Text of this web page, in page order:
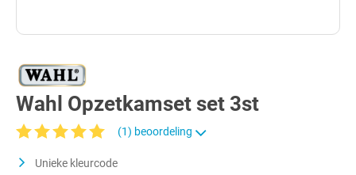
Wahl Opzetkamset set 3st
(1) beoordeling
Unieke kleurcode